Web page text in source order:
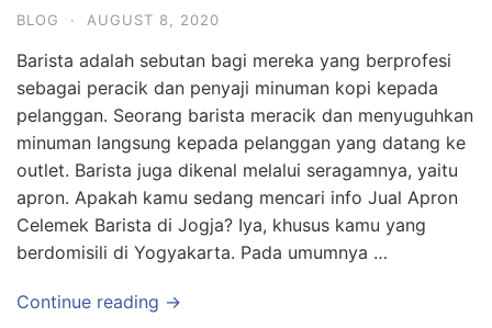
BLOG · AUGUST 8, 2020
Barista adalah sebutan bagi mereka yang berprofesi
sebagai peracik dan penyaji minuman kopi kepada
pelanggan. Seorang barista meracik dan menyuguhkan
minuman langsung kepada pelanggan yang datang ke
outlet. Barista juga dikenal melalui seragamnya, yaitu
apron. Apakah kamu sedang mencari info Jual Apron
Celemek Barista di Jogja? Iya, khusus kamu yang
berdomisili di Yogyakarta. Pada umumnya …
Continue reading →